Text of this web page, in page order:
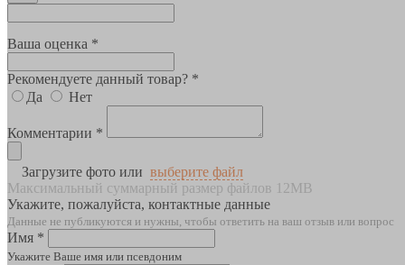
Ваша оценка *
Рекомендуете данный товар? *
Да
Нет
Комментарии *
Загрузите фото или выберите файл
Максимальный суммарный размер файлов 12MB
Укажите, пожалуйста, контактные данные
Данные не публикуются и нужны, чтобы ответить на ваш отзыв или вопрос
Имя *
Укажите Ваше имя или псевдоним